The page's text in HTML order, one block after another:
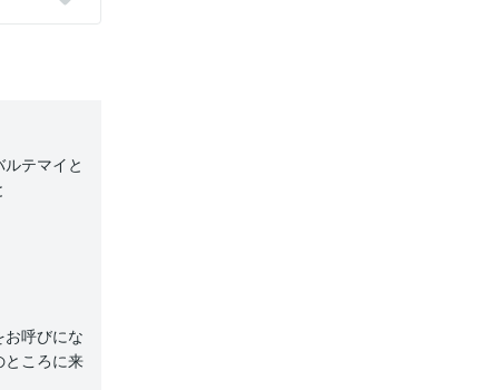
テマイと
呼びにな
ところに来